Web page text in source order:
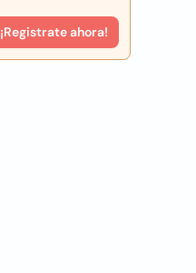
¡Registrate ahora!